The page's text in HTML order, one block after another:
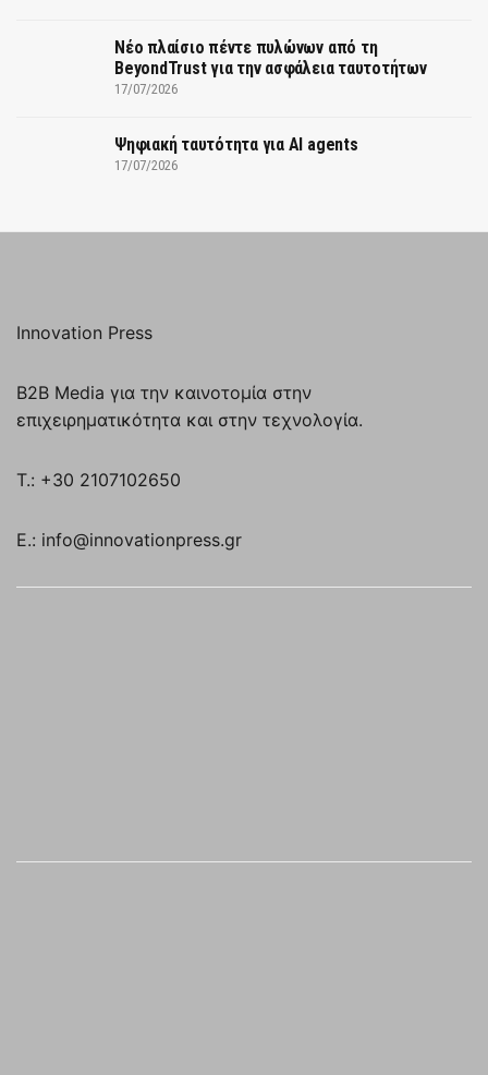
Νέο πλαίσιο πέντε πυλώνων από τη
BeyondTrust για την ασφάλεια ταυτοτήτων
17/07/2026
Ψηφιακή ταυτότητα για AI agents
17/07/2026
Innovation Press
B2B Media για την καινοτομία στην
επιχειρηματικότητα και στην τεχνολογία.
T.: +30 2107102650
E.: info@innovationpress.gr